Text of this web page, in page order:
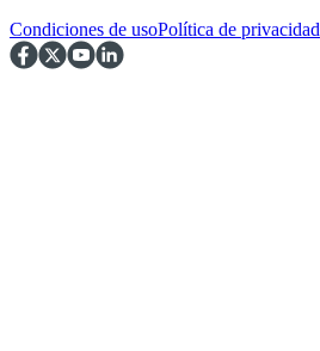
Condiciones de usoPolítica de privacidad